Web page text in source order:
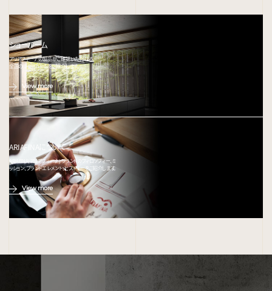
ショールーム
アリアフィーナの製品がご確認いただける、
全国のショールームをご紹介します。
View more
ARIAFINAについて
ARIAFINA(アリアフィーナ) ブランドのフィロソフィー、ミ
ッション、ブランドエレメント、ヒストリーをご紹介します。
View more